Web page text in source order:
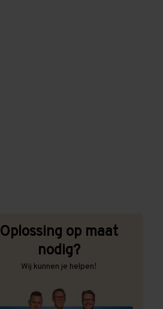
Oplossing op maat
nodig?
Wij kunnen je helpen!